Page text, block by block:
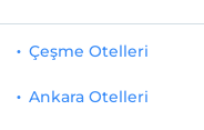
Çeşme Otelleri
Ankara Otelleri